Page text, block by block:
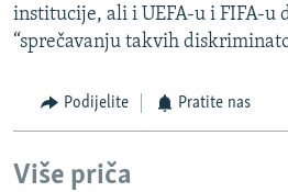
institucije, ali i UEFA-u i FIFA-u
“sprečavanju takvih
Podijelite Pratite nas
Više priča